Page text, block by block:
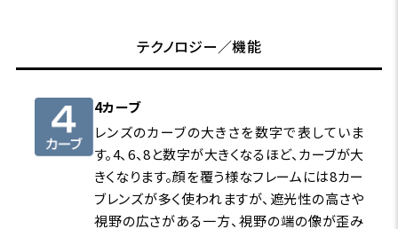
テクノロジー／機能
4カーブ
レンズのカーブの大きさを数字で表していま
す。4、6、8と数字が大きくなるほど、カーブが大
きくなります。顔を覆う様なフレームには8カー
ブレンズが多く使われますが、遮光性の高さや
視野の広さがある一方、視野の端の像が歪み